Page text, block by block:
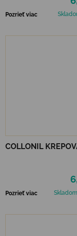
Pozrieť viac
COLLONIL
Pozrieť viac Skladom